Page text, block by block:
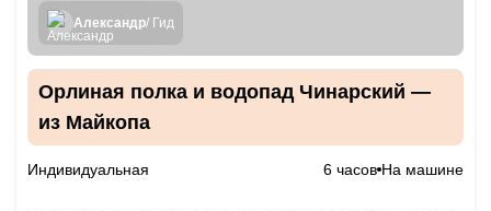
Александр/ Гид
Орлиная полка и водопад Чинарский —
из Майкопа
Индивидуальная 6 часов На машине